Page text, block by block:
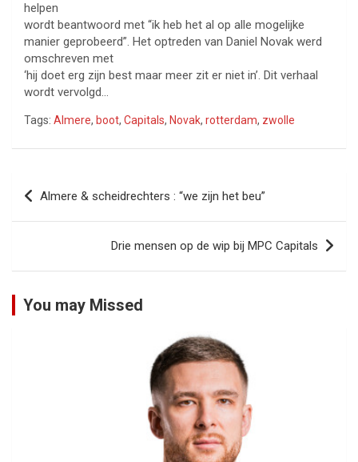
helpen
wordt beantwoord met “ik heb het al op alle mogelijke
manier geprobeerd”. Het optreden van Daniel Novak werd
omschreven met
‘hij doet erg zijn best maar meer zit er niet in’. Dit verhaal
wordt vervolgd…
Tags: Almere, boot, Capitals, Novak, rotterdam, zwolle
Bericht
navigatie
Almere & scheidrechters : “we zijn het beu”
Drie mensen op de wip bij MPC Capitals
You may Missed